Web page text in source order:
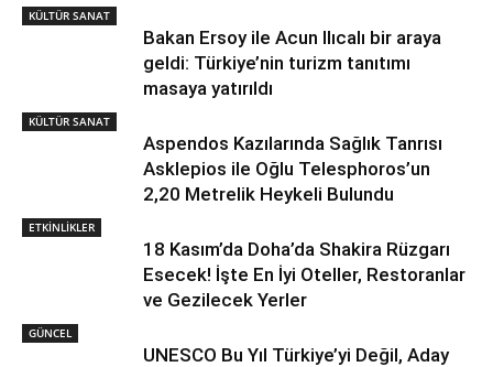
KÜLTÜR SANAT
Bakan Ersoy ile Acun Ilıcalı bir araya
geldi: Türkiye’nin turizm tanıtımı
masaya yatırıldı
KÜLTÜR SANAT
Aspendos Kazılarında Sağlık Tanrısı
Asklepios ile Oğlu Telesphoros’un
2,20 Metrelik Heykeli Bulundu
ETKİNLİKLER
18 Kasım’da Doha’da Shakira Rüzgarı
Esecek! İşte En İyi Oteller, Restoranlar
ve Gezilecek Yerler
GÜNCEL
UNESCO Bu Yıl Türkiye’yi Değil, Aday